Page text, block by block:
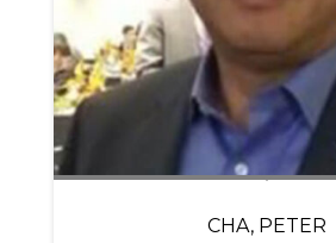
CHA, PETER